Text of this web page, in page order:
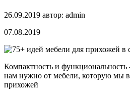
26.09.2019 автор: admin
07.08.2019
Компактность и
нам нужно от мебели, которую мы
прихожей